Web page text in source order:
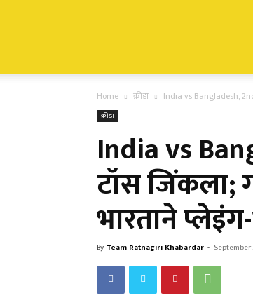
Home क्रीडा India vs Bangladesh, 2nd
क्रीडा
India vs
टॉस जिंकला;
भारताने
By Team Ratnagiri Khabardar - September